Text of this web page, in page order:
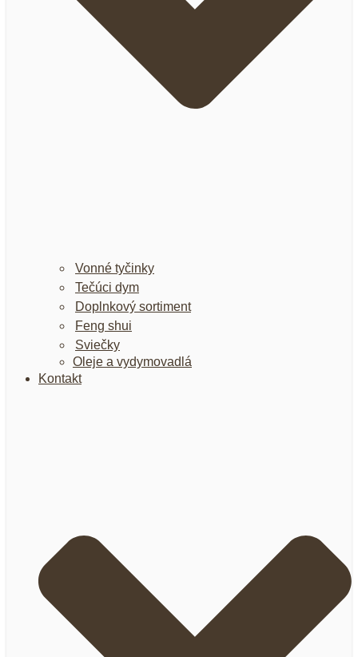
Vonné tyčinky
Tečúci dym
Doplnkový sortiment
Feng shui
Sviečky
Oleje a vydymovadlá
Kontakt